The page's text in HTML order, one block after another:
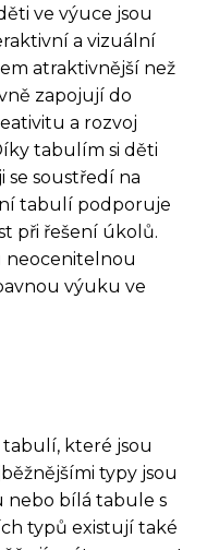
ve výuce jsou
a vizuální
atraktivnější než
zapojují do
a rozvoj
tabulím si děti
se soustředí na
tabulí podporuje
při řešení úkolů.
neocenitelnou
výuku ve
které jsou
typy jsou
nebo bílá tabule s
typů existují také